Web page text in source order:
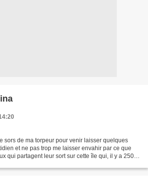
sors de ma torpeur pour venir laisser quelques
et ne pas trop me laisser envahir par ce que
qui partagent leur sort sur cette île qui, il y a 250